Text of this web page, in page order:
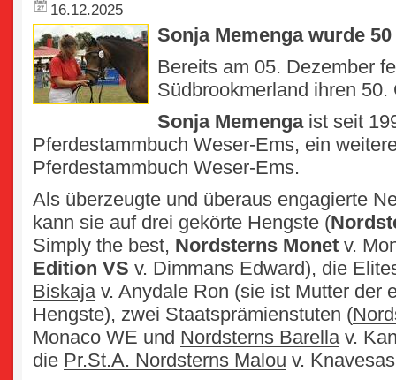
16.12.2025
Sonja Memenga wurde 50
Bereits am 05. Dezember
Südbrookmerland ihren 50.
Sonja Memengaist seit
Pferdestammbuch Weser-Ems, ein
Pferdestammbuch Weser-Ems.
Als überzeugte und überaus engagierte
kann sie auf drei gekörte Hengste (
Simply the best, Nordsterns Monet v.
Edition VS v. Dimmans Edward), die
Biskajav. Anydale Ron (sie ist Mutter der
Hengste), zwei Staatsprämienstuten (
Monaco WE und Nordsterns Barellav.
die Pr.St.A. Nordsterns Malou v.